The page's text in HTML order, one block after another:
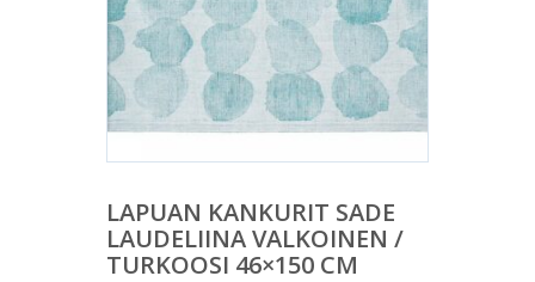
LAPUAN KANKURIT SADE
LAUDELIINA VALKOINEN /
TURKOOSI 46×150 CM